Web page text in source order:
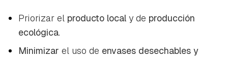
Priorizar el producto local y de producción
ecológica.
Minimizar el uso de envases desechables y